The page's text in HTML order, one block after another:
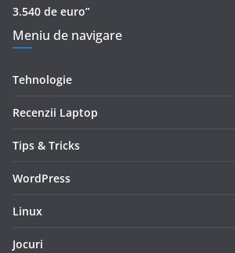
3.540 de euro”
Meniu de navigare
Tehnologie
Recenzii Laptop
Tips & Tricks
WordPress
Linux
Jocuri